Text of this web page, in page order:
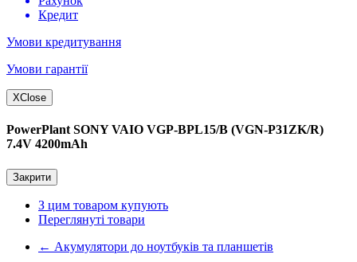
Кредит
Умови кредитування
Умови гарантії
XClose
PowerPlant SONY VAIO VGP-BPL15/B (VGN-P31ZK/R)
7.4V 4200mAh
Закрити
З цим товаром купують
Переглянуті товари
← Акумулятори до ноутбуків та планшетів